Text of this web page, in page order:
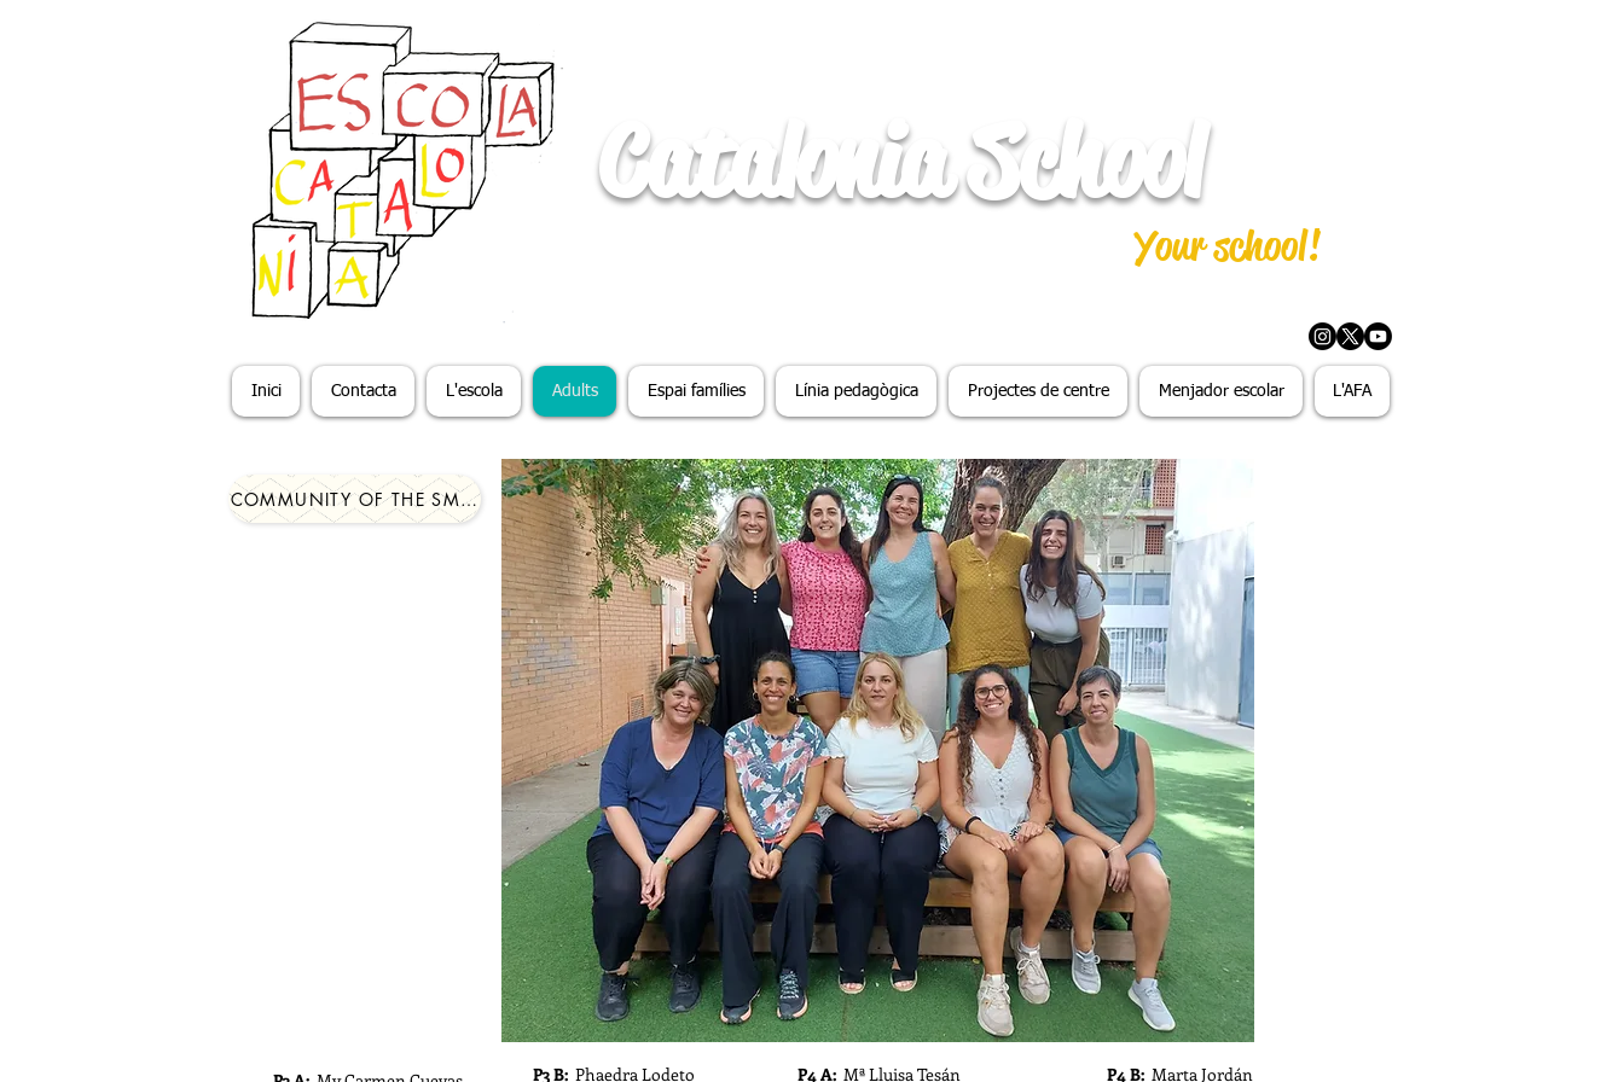
Catalonia School
Your school!
COMMUNITY OF THE SMALL ONES
P3 B: Phaedra Lodeto P4 A: Mª Lluisa Tesán P4 B: Marta Jordán
Inici Contacta L'escola Adults Espai famílies Línia pedagògica Projectes de centre Menjador escolar L'AFA